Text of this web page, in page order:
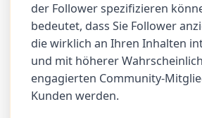
der Follower spezifizieren
bedeutet, dass Sie Follower
die wirklich an Ihren Inhalten
und mit höherer
engagierten Community-
Kunden werden.